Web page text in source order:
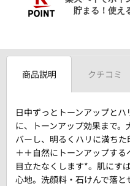
商品説明 クチコミ
日中ずっとトーンアップと
に、トーンアップ効果まで
バーし、明るくハリに満ち
＋＋自然にトーンアップす
目立たなくします*。肌にす
心地。洗顔料・石けんで落